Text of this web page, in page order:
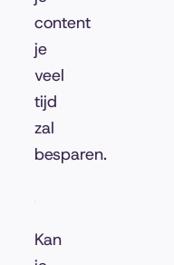
content
je
veel
tijd
zal
besparen.
Kan